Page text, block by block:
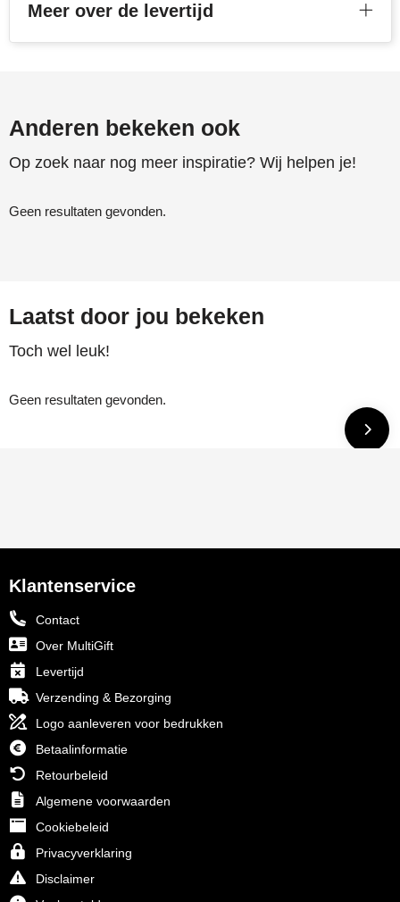
Meer over de levertijd
Anderen bekeken ook
Op zoek naar nog meer inspiratie? Wij helpen je!
Geen resultaten gevonden.
Laatst door jou bekeken
Toch wel leuk!
Geen resultaten gevonden.
Klantenservice
Contact
Over MultiGift
Levertijd
Verzending & Bezorging
Logo aanleveren voor bedrukken
Betaalinformatie
Retourbeleid
Algemene voorwaarden
Cookiebeleid
Privacyverklaring
Disclaimer